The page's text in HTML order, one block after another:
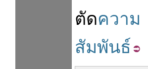
ตัดความ
สัมพันธ์